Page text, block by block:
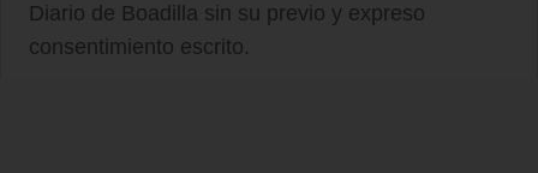
Diario de Boadilla sin su previo y expreso
consentimiento escrito.